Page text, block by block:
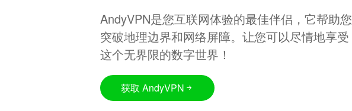
AndyVPN是您互联网体验的最佳伴侣，它帮助您
突破地理边界和网络屏障。让您可以尽情地享受
这个无界限的数字世界！
获取 AndyVPN